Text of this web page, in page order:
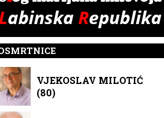
VJEKOSLAV MILOTIĆ
(80)